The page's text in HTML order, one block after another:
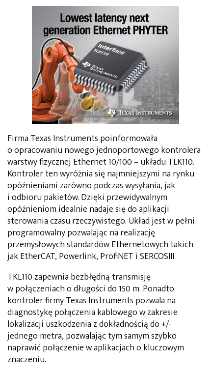
Firma Texas Instruments poinformowała
o opracowaniu nowego jednoportowego kontrolera
warstwy fizycznej Ethernet 10/100 – układu TLK110.
Kontroler ten wyróżnia się najmniejszymi na rynku
opóźnieniami zarówno podczas wysyłania, jak
i odbioru pakietów. Dzięki przewidywalnym
opóźnieniom idealnie nadaje się do aplikacji
sterowania czasu rzeczywistego. Układ jest w pełni
programowalny pozwalając na realizację
przemysłowych standardów Ethernetowych takich
jak EtherCAT, Powerlink, ProfiNET i SERCOSIII.
TKL110 zapewnia bezbłędną transmisję
w połączeniach o długości do 150 m. Ponadto
kontroler firmy Texas Instruments pozwala na
diagnostykę połączenia kablowego w zakresie
lokalizacji uszkodzenia z dokładnością do +/-
jednego metra, pozwalając tym samym szybko
naprawić połączenie w aplikacjach o kluczowym
znaczeniu.